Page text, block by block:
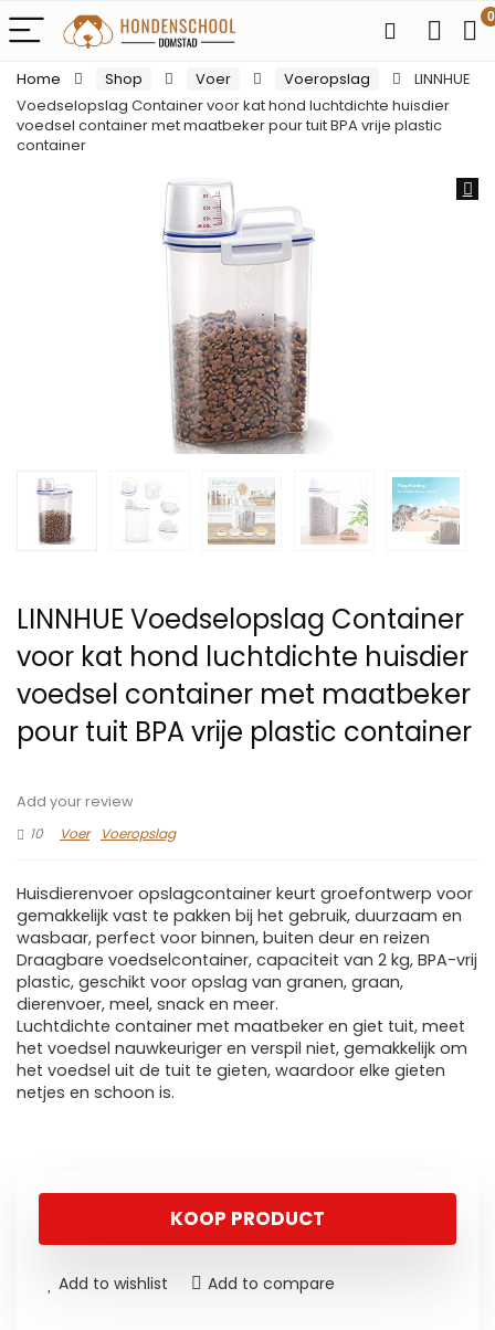
0
Home Shop Voer Voeropslag
LINNHUE
Voedselopslag Container voor kat hond luchtdichte huisdier
voedsel container met maatbeker pour tuit BPA vrije plastic
container
LINNHUE Voedselopslag Container
voor kat hond luchtdichte huisdier
voedsel container met maatbeker
pour tuit BPA vrije plastic container
Add your review
10
Voer Voeropslag
Huisdierenvoer opslagcontainer keurt groefontwerp voor
gemakkelijk vast te pakken bij het gebruik, duurzaam en
wasbaar, perfect voor binnen, buiten deur en reizen
Draagbare voedselcontainer, capaciteit van 2 kg, BPA-vrij
plastic, geschikt voor opslag van granen, graan,
dierenvoer, meel, snack en meer.
Luchtdichte container met maatbeker en giet tuit, meet
het voedsel nauwkeuriger en verspil niet, gemakkelijk om
het voedsel uit de tuit te gieten, waardoor elke gieten
netjes en schoon is.
KOOP PRODUCT
Add to wishlist Add to compare